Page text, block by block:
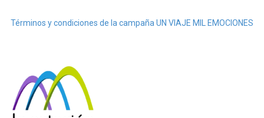
Términos y condiciones de la campaña UN VIAJE MIL EMOCIONES